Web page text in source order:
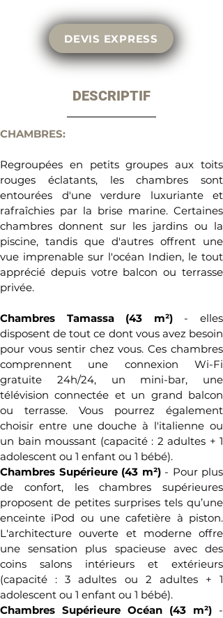
DEVIS EXPRESS
DESCRIPTIF
CHAMBRES:
Regroupées en petits groupes aux toits
rouges éclatants, les chambres sont
entourées d'une verdure luxuriante et
rafraîchies par la brise marine. Certaines
chambres donnent sur les jardins ou la
piscine, tandis que d'autres offrent une
vue imprenable sur l'océan Indien, le tout
apprécié depuis votre balcon ou terrasse
privée.
Chambres Tamassa (43 m²) - elles
disposent de tout ce dont vous avez besoin
pour vous sentir chez vous. Ces chambres
comprennent une connexion Wi-Fi
gratuite 24h/24, un mini-bar, une
télévision connectée et un grand balcon
ou terrasse. Vous pourrez également
choisir entre une douche à l'italienne ou
un bain moussant (capacité : 2 adultes + 1
adolescent ou 1 enfant ou 1 bébé).
Chambres Supérieure (43 m²) - Pour plus
de confort, les chambres supérieures
proposent de petites surprises tels qu’une
enceinte iPod ou une cafetière à piston.
L'architecture ouverte et moderne offre
une sensation plus spacieuse avec des
coins salons intérieurs et extérieurs
(capacité : 3 adultes ou 2 adultes + 1
adolescent ou 1 enfant ou 1 bébé).
Chambres Supérieure Océan (43 m²) -